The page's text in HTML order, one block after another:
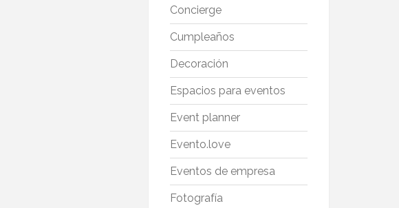
Concierge
Cumpleaños
Decoración
Espacios para eventos
Event planner
Evento.love
Eventos de empresa
Fotografía